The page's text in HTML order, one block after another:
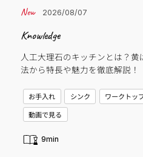
2026/08/07
Knowledge
人工大理石のキッチンとは？
法から特長や魅力を徹底解説！
お手入れ シンク ワークトッ
動画で見る
9min